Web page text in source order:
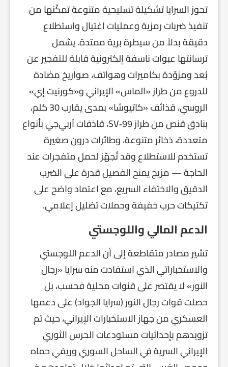
تحوز السرايا تشكيلة تسليحية متنوعة تمكّنها من
تنفيذ ضربات رمزية وعمليات اغتيال واستطلاع
دقيقة بدلاً من سيطرة برية ممتدة. يشمل
ترسانتها عبوات ناسفة إلكترونية قابلة للتفجير عن
بُعد ومزوّدة بكاميرات وهواتف، صواريخ مضادة
للدروع من طراز «الماس» الإيراني و«كورنيت إي»
الروسي، قذائف «كاتيوشا» بمدى يقارب 30 كلم،
بنادق قنص من طراز SV‑99، قاذفات آر‌بي‌جي بأنواع
متعددة، ذخائر متنوعة، وطائرات درون صغيرة
تستخدم للاستطلاع وقد تُجهّز لحمل متفجرات عند
الحاجة — مزيج يمنح الفصيل قدرة على الضرب
الدقيق والاختفاء السريع، مع اعتماد واضح على
تكتيكات حرب خفيفة وحملات تضليل إعلامي.
الدعم المالي واللوجستي
تشير مصادر متقاطعة إلى أن الدعم اللوجستي
والاستخباراتي الذي استفادت منه سرايا «رجال
النور» لا يقتصر على قنوات محلية فحسب، بل
حصلت قوات رجال النور (سرايا الجواد) على دعمها
العسكري من جهاز الاستخبارات الإيراني، حيث تم
تزويدهم بإحداثيات مستودعات الحرس الثوري
الإيراني السرية في الساحل السوري وريفي حماه